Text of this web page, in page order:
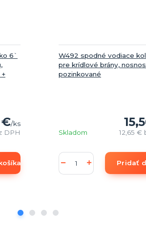
6`
€/ks
DPH
W492 spodné vodiace
pre krídlové brány,
pozinkované
12,65 €
Skladom
Pridať